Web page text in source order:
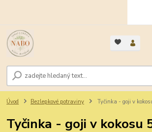
Úvod Bezlepkové potraviny Tyčinka - goji v
Tyčinka - goji v kokosu